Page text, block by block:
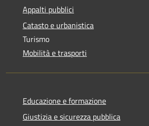
Appalti pubblici
Catasto e urbanistica
Turismo
Mobilità e trasporti
Educazione e formazione
Giustizia e sicurezza pubblica